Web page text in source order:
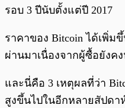
รอบ 3 ปีนับตั้งแต่ปี 2017
ราคาของ Bitcoin ได้เพิ่ม
ผ่านมาเนื่องจากผู้ซื้อยังค
และนี่คือ 3 เหตุผลที่ว่า
สูงขึ้นไปในอีกหลายสัปดา